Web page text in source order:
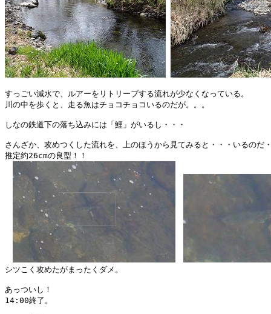
すっごい減水で、ルアーをリトリーブする流れが少なくなっている。
川の中を歩くと、走る魚はチョコチョコいるのだが。。。
しなの鉄道下の落ち込みには「鯉」がいるし・・・
さんざか、攻めつくした流れを、上のほうから見てみると・・・いるのだ
推定約26cmの良型！！
シツこく攻めたがまったくダメ。
あっついし！
14:00終了。